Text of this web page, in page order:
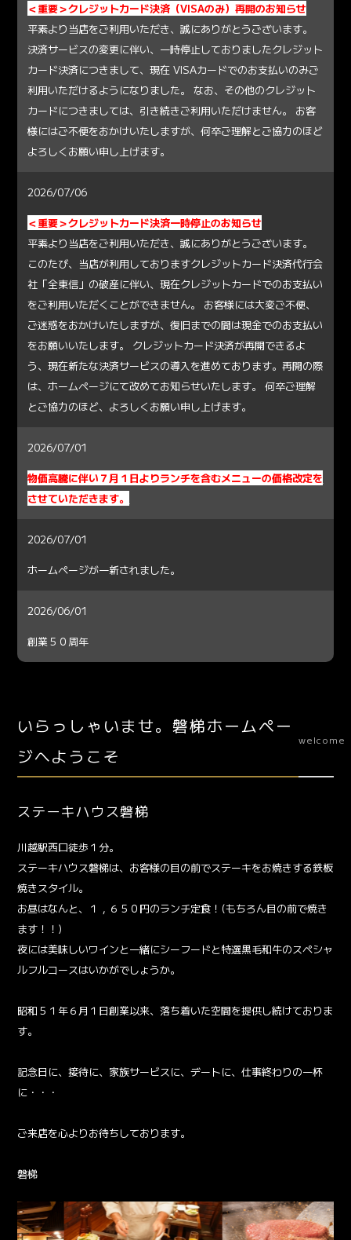
＜重要＞クレジットカード決済（VISAのみ）再開のお知らせ
平素より当店をご利用いただき、誠にありがとうございます。
決済サービスの変更に伴い、一時停止しておりましたクレジット
カード決済につきまして、現在 VISAカードでのお支払いのみご
利用いただけるようになりました。 なお、その他のクレジット
カードにつきましては、引き続きご利用いただけません。 お客
様にはご不便をおかけいたしますが、何卒ご理解とご協力のほど
よろしくお願い申し上げます。
2026/07/06
＜重要＞クレジットカード決済一時停止のお知らせ
平素より当店をご利用いただき、誠にありがとうございます。
このたび、当店が利用しておりますクレジットカード決済代行会
社「全東信」の破産に伴い、現在クレジットカードでのお支払い
をご利用いただくことができません。 お客様には大変ご不便、
ご迷惑をおかけいたしますが、復旧までの間は現金でのお支払い
をお願いいたします。 クレジットカード決済が再開できるよ
う、現在新たな決済サービスの導入を進めております。再開の際
は、ホームページにて改めてお知らせいたします。 何卒ご理解
とご協力のほど、よろしくお願い申し上げます。
2026/07/01
物価高騰に伴い７月１日よりランチを含むメニューの価格改定を
させていただきます。
2026/07/01
ホームページが一新されました。
2026/06/01
創業５０周年
いらっしゃいませ。磐梯ホームペー
ジへようこそ
welcome
ステーキハウス磐梯
川越駅西口徒歩１分。
ステーキハウス磐梯は、お客様の目の前でステーキをお焼きする鉄板
焼きスタイル。
お昼はなんと、１，６５０円のランチ定食！(もちろん目の前で焼き
ます！！)
夜には美味しいワインと一緒にシーフードと特選黒毛和牛のスペシャ
ルフルコースはいかがでしょうか。
昭和５１年６月１日創業以来、落ち着いた空間を提供し続けておりま
す。
記念日に、接待に、家族サービスに、デートに、仕事終わりの一杯
に・・・
ご来店を心よりお待ちしております。
磐梯